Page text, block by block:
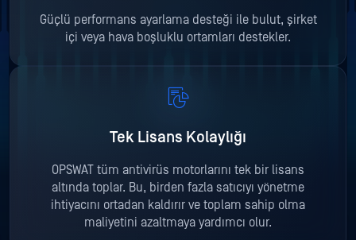
Güçlü performans ayarlama desteği ile bulut, şirket
içi veya hava boşluklu ortamları destekler.
Tek Lisans Kolaylığı
OPSWAT tüm antivirüs motorlarını tek bir lisans
altında toplar. Bu, birden fazla satıcıyı yönetme
ihtiyacını ortadan kaldırır ve toplam sahip olma
maliyetini azaltmaya yardımcı olur.